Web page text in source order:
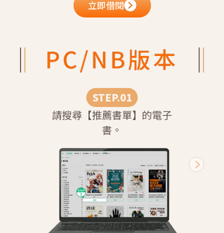
立即借閱
請搜尋【推薦書單】的電子
書。